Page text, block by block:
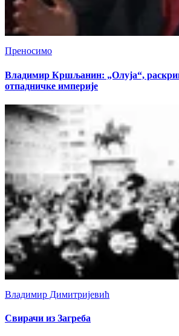
Преносимо
Владимир Кршљанин: „Олуја“,
отпадничке империје
Владимир Димитријевић
Свирачи из Загреба